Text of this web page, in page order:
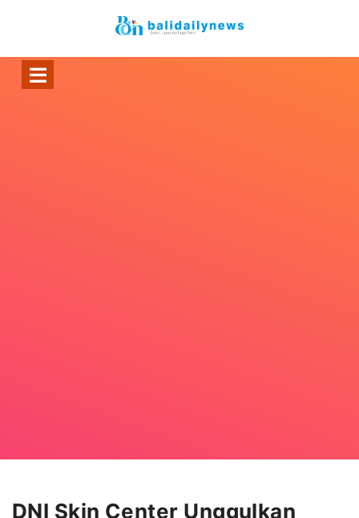
DNI Skin Center Unggulkan